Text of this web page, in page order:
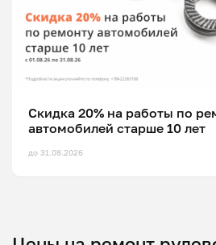
Скидка 20% на работы по
автомобилей старше 10 лет
до 31.08.2026